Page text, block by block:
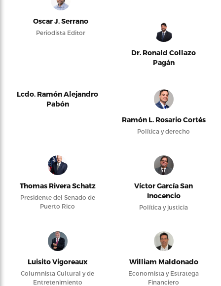
Oscar J. Serrano
Periodista Editor
Dr. Ronald Collazo
Pagán
Lcdo. Ramón Alejandro
Pabón
Ramón L. Rosario Cortés
Política y derecho
Thomas Rivera Schatz
Presidente del Senado de
Puerto Rico
Víctor García San
Inocencio
Política y justicia
Luisito Vigoreaux
Columnista Cultural y de
Entretenimiento
William Maldonado
Economista y Estratega
Financiero